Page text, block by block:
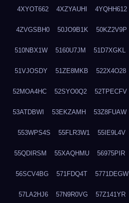
4XYOT662 4XZYAUHI 4YQHH612
4ZVGSBH0 50JO9B1K 50KZ2V9P
510NBX1W 5160U7JM 51D7XGKL
51VJOSDY 51ZE8MKB 522X4O28
52MOA4HC 52SYO0Q2 52TPECFV
53ATDBWI 53EKZAMH 53Z8FUAW
553WPS4S 55FLR3W1 55IE9L4V
55QDIRSM 55XAQHMU 56975PIR
56SCV4BG 571FDQ4T 5771DEGW
57LA2HJ6 57N9R0VG 57Z141YR